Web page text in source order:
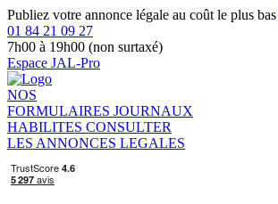
Publiez votre annonce légale au coût le plus bas
01 84 21 09 27
7h00 à 19h00 (non surtaxé)
Espace JAL-Pro
NOS
FORMULAIRES JOURNAUX
HABILITES CONSULTER
LES ANNONCES LEGALES